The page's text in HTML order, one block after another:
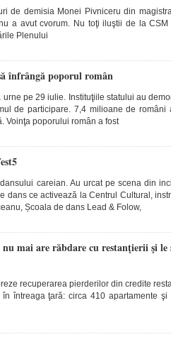
de demisia Monei Pivniceru din
a avut cvorum. Nu toţi iluştii de la
Plenului
înfrângă poporul român
pe 29 iulie. Instituţiile statului au
de participare. 7,4 milioane de români
Voinţa poporului român a fost
careian. Au urcat pe scena din
dans ce activează la Centrul Cultural,
Școala de dans Lead & Folow,
mai are răbdare cu restanţierii şi le
recuperarea pierderilor din credite
întreaga ţară: circa 410 apartamente